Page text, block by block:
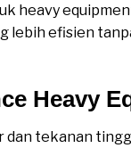
heavy
efisien
Heavy
tekanan